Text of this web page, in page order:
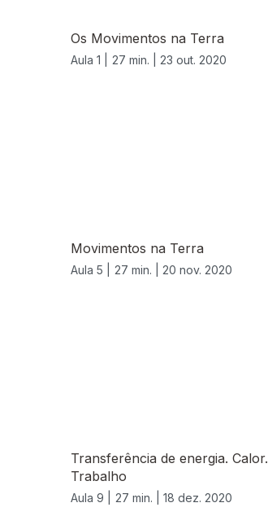
Os Movimentos na Terra
Aula 1 | 27 min. | 23 out. 2020
Movimentos na Terra
Aula 5 | 27 min. | 20 nov. 2020
Transferência de energia. Calor.
Trabalho
Aula 9 | 27 min. | 18 dez. 2020